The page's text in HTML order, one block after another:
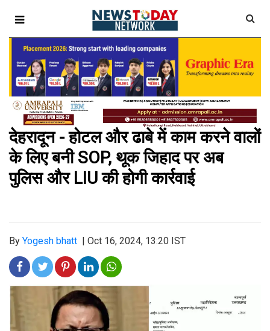
देहरादून - होटल और ढाबे में काम करने वालों
के लिए बनी SOP, थूक जिहाद पर अब
पुलिस और LIU की होगी कार्रवाई
By Yogesh bhatt Oct 16, 2024, 13:20 IST